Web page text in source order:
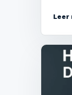
Leer